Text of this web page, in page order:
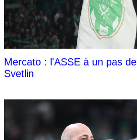
Mercato : l'ASSE à un pas
Svetlin